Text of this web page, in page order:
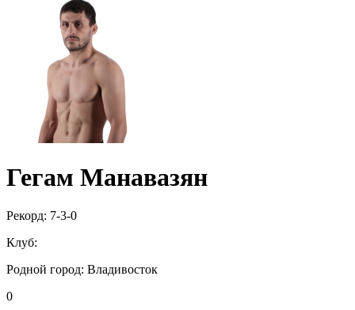
Гегам Манавазян
Рекорд: 7-3-0
Клуб:
Родной город: Владивосток
0